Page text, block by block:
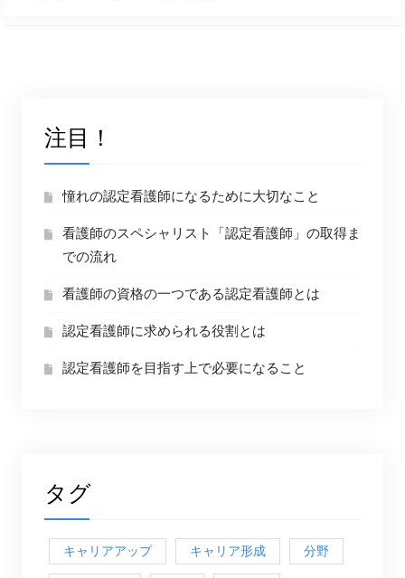
注目！
憧れの認定看護師になるために大切なこと
看護師のスペシャリスト「認定看護師」の取得ま
での流れ
看護師の資格の一つである認定看護師とは
認定看護師に求められる役割とは
認定看護師を目指す上で必要になること
タグ
キャリアアップ キャリア形成 分野